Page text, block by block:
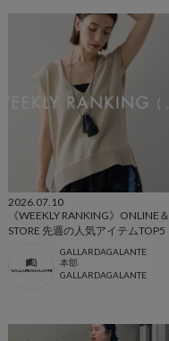
2026.07.10
《WEEKLY RANKING》ONLINE＆
STORE 先週の人気アイテムTOP5
GALLARDAGALANTE
本部
GALLARDAGALANTE